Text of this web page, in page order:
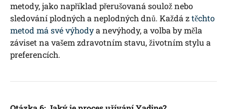
metody, jako například přerušovaná soulož nebo
sledování plodných a neplodných dnů. Každá ztěchto
metod má své výhodya nevýhody, a volba by měla
záviset na vašem zdravotním stavu, životním stylu a
preferencích.